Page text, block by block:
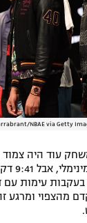
NBAE via Getty
עוד היה צמוד
מעיר
בעקבות עימות
מהצפוי ומרגע